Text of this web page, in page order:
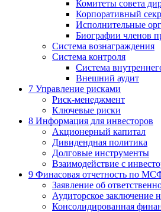
Комитеты совета
Корпоративный
Исполнительные
Биографии членов
Система вознаграждения
Система контроля
Система
Внешний аудит
7 Управление рисками
Риск-менеджмент
Ключевые риски
8 Информация для инвесторов
Акционерный капитал
Дивидендная политика
Долговые инструменты
Взаимодействие с
9 Финасовая отчетность по
Заявление об
Аудиторское заключение
Консолидированная